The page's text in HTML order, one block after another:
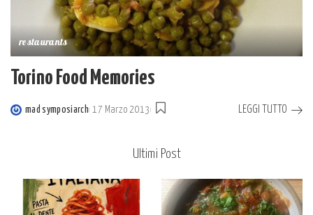
restaurants
Torino Food Memories
Posted
mad symposiarch 17 Marzo 2013 LEGGI TUTTO
Ultimi Post